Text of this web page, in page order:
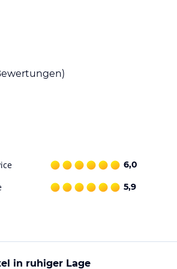
Entspannen Sie am Außenpool oder
Sie im Fitnessstudio. Wassersportarten wie
gibt es einen separaten Kinderpool
Gewähr. Bitte lies vor der Buchung die
6,0
5,9
in ruhiger Lage